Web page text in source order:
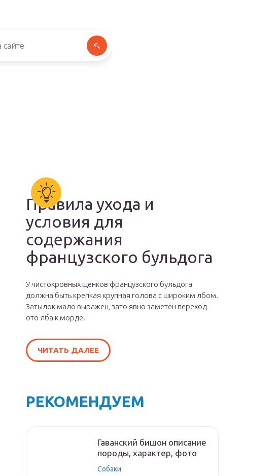
Правила ухода и
условия для
содержания
французского бульдога
У чистокровных щенков французского бульдога
должна быть крепкая крупная голова с широким лбом.
Затылок мало выражен, зато явно заметен переход
ото лба к морде.
ЧИТАТЬ ДАЛЕЕ
РЕКОМЕНДУЕМ
Гаванский бишон описание
породы, характер, фото
Собаки